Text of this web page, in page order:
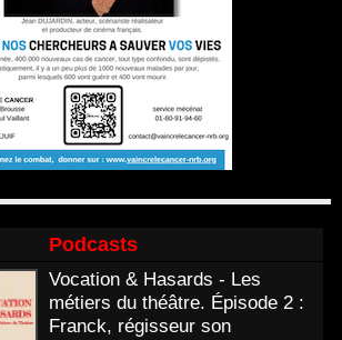
Podcasts
Vocation & Hasards - Les
métiers du théâtre. Épisode 2 :
Franck, régisseur son